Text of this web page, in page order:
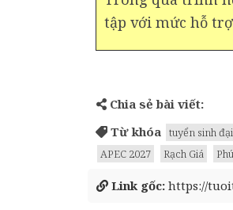
tập với mức hỗ
Chia sẻ bài viết:
Từ khóa
tuyển sinh
APEC 2027
Rạch Giá
Link gốc: https://